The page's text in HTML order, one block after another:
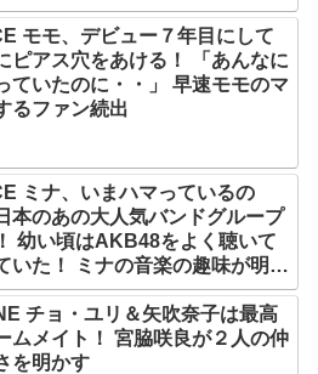
モモ、デビュー７年目にして
ピアス穴をあける！ 「あんなに
ていたのに・・」 早速モモのマ
るファン続出
ミナ、いまハマっているの
本のあの大人気バンドグループ
幼い頃はAKB48をよく聴いて
いた！ ミナの音楽の趣味が明ら
チョ・ユリ＆矢吹奈子は最高
ムメイト！ 宮脇咲良が２人の仲
を明かす